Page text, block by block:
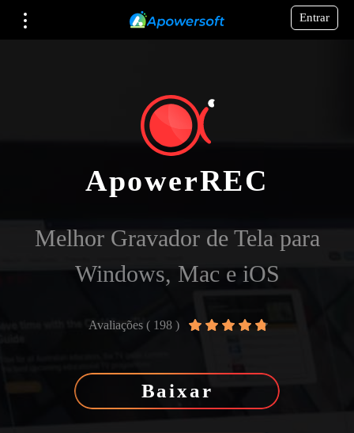
Entrar
ApowerREC
Melhor Gravador de Tela para
Windows, Mac e iOS
Avaliações ( 198 )
Baixar